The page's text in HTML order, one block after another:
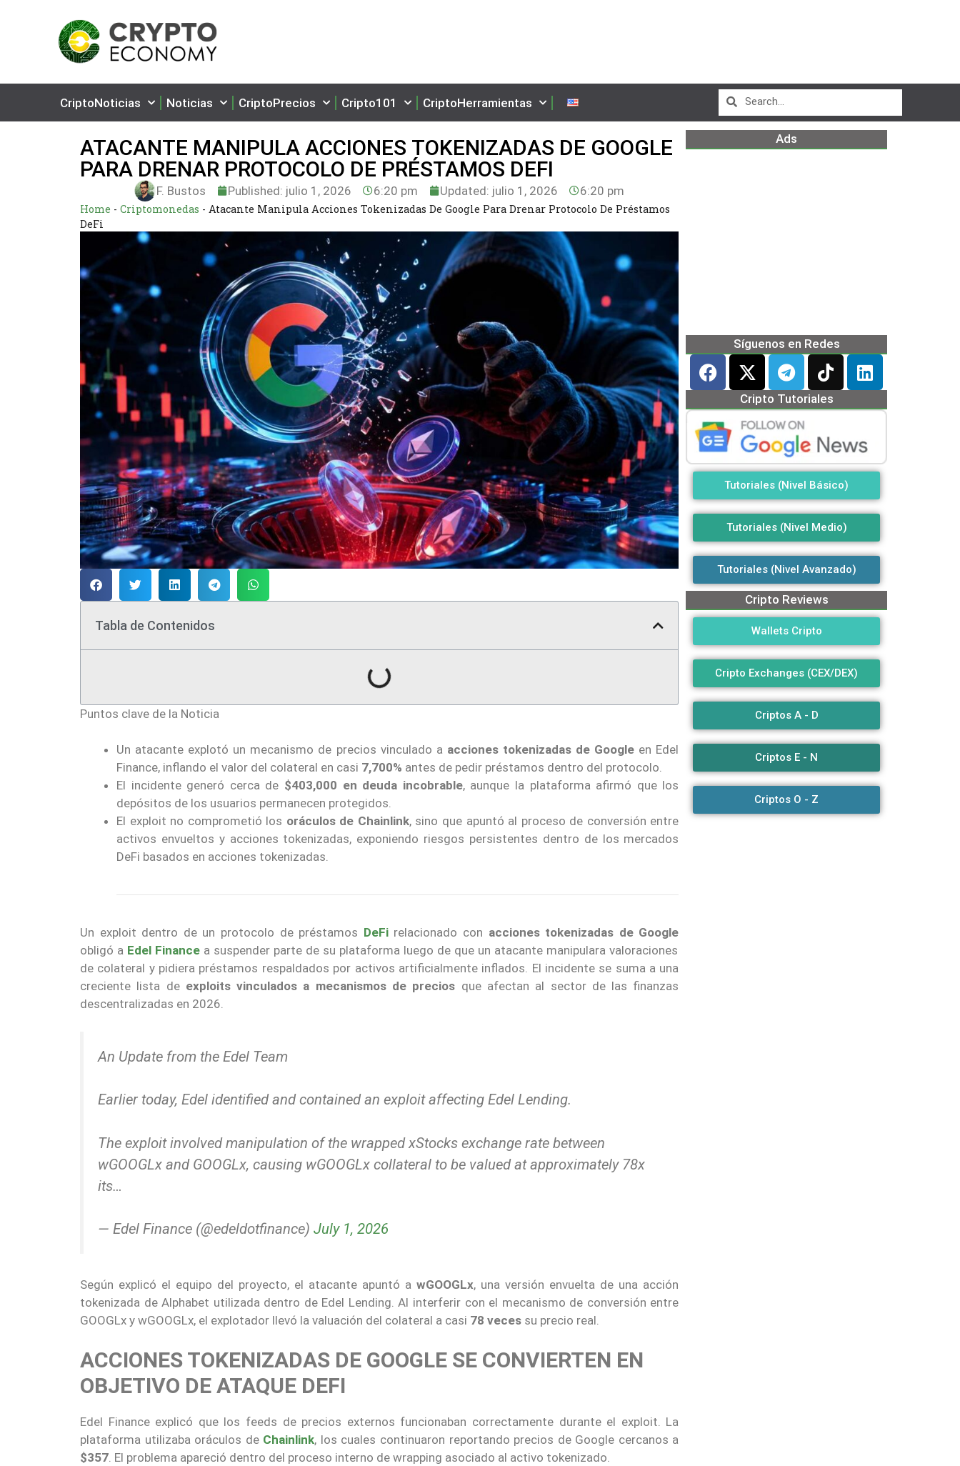
CriptoNoticias Noticias CriptoPrecios Cripto101 CriptoHerramientas
ATACANTE MANIPULA ACCIONES TOKENIZADAS DE GOOGLE
PARA DRENAR PROTOCOLO DE PRÉSTAMOS DEFI
F. Bustos Published: julio 1, 2026 6:20 pm Updated: julio 1, 2026 6:20 pm
Home - Criptomonedas - Atacante Manipula Acciones Tokenizadas De Google Para Drenar Protocolo De Préstamos
DeFi
Tabla de Contenidos
Puntos clave de la Noticia
Un atacante explotó un mecanismo de precios vinculado a acciones tokenizadas de Google en Edel
Finance, inflando el valor del colateral en casi 7,700% antes de pedir préstamos dentro del protocolo.
El incidente generó cerca de $403,000 en deuda incobrable, aunque la plataforma afirmó que los
depósitos de los usuarios permanecen protegidos.
El exploit no comprometió los oráculos de Chainlink, sino que apuntó al proceso de conversión entre
activos envueltos y acciones tokenizadas, exponiendo riesgos persistentes dentro de los mercados
DeFi basados en acciones tokenizadas.
Un exploit dentro de un protocolo de préstamos DeFi relacionado con acciones tokenizadas de Google
obligó a Edel Finance a suspender parte de su plataforma luego de que un atacante manipulara valoraciones
de colateral y pidiera préstamos respaldados por activos artificialmente inflados. El incidente se suma a una
creciente lista de exploits vinculados a mecanismos de precios que afectan al sector de las finanzas
descentralizadas en 2026.
An Update from the Edel Team
Earlier today, Edel identified and contained an exploit affecting Edel Lending.
The exploit involved manipulation of the wrapped xStocks exchange rate between
wGOOGLx and GOOGLx, causing wGOOGLx collateral to be valued at approximately 78x
its…
— Edel Finance (@edeldotfinance) July 1, 2026
Según explicó el equipo del proyecto, el atacante apuntó awGOOGLx, una versión envuelta de una acción
tokenizada de Alphabet utilizada dentro de Edel Lending. Al interferir con el mecanismo de conversión entre
GOOGLx y wGOOGLx, el explotador llevó la valuación del colateral a casi 78 veces su precio real.
ACCIONES TOKENIZADAS DE GOOGLE SE CONVIERTEN EN
OBJETIVO DE ATAQUE DEFI
Edel Finance explicó que los feeds de precios externos funcionaban correctamente durante el exploit. La
plataforma utilizaba oráculos de Chainlink, los cuales continuaron reportando precios de Google cercanos a
$357. El problema apareció dentro del proceso interno de wrapping asociado al activo tokenizado.
Ads
Síguenos en Redes
Cripto Tutoriales
Tutoriales (Nivel Básico)
Tutoriales (Nivel Medio)
Tutoriales (Nivel Avanzado)
Cripto Reviews
Wallets Cripto
Cripto Exchanges (CEX/DEX)
Criptos A - D
Criptos E - N
Criptos O - Z